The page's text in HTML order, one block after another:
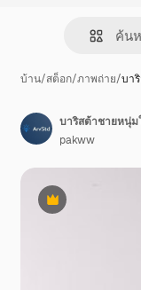
บ้าน/สต็อก/ภาพถ่าย/บา
พรีเมี่ยม
pakww